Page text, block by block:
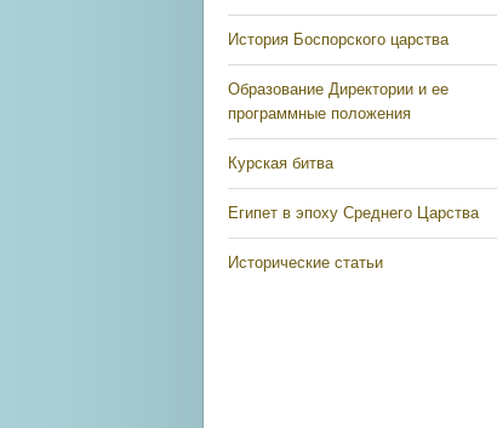
История Боспорского царства
Образование Директории и ее
программные положения
Курская битва
Египет в эпоху Среднего Царства
Исторические статьи